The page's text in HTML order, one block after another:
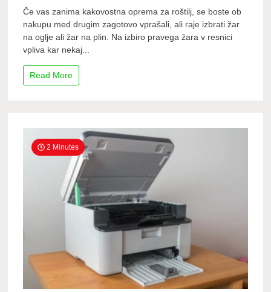
Če vas zanima kakovostna oprema za roštilj, se boste ob
nakupu med drugim zagotovo vprašali, ali raje izbrati žar
na oglje ali žar na plin. Na izbiro pravega žara v resnici
vpliva kar nekaj...
Read More
2 Minutes